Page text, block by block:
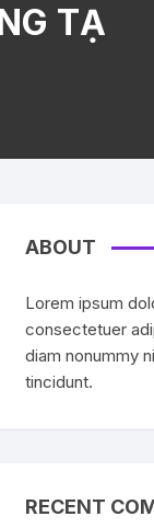
TẠ
ABOUT
Lorem ipsum
consectetuer
diam nonummy
tincidunt.
RECENT